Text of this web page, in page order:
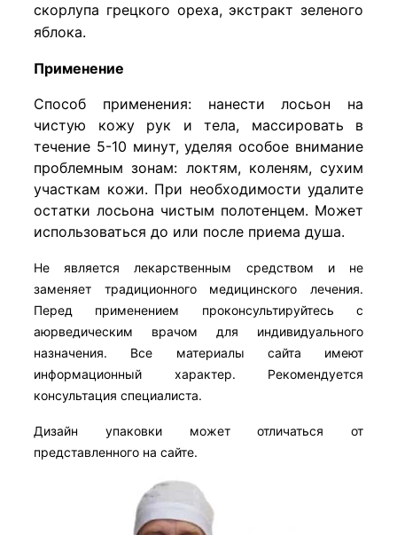
скорлупа грецкого ореха, экстракт зеленого
яблока.
Применение
Способ применения: нанести лосьон на
чистую кожу рук и тела, массировать в
течение 5-10 минут, уделяя особое внимание
проблемным зонам: локтям, коленям, сухим
участкам кожи. При необходимости удалите
остатки лосьона чистым полотенцем. Может
использоваться до или после приема душа.
Не является лекарственным средством и не
заменяет традиционного медицинского лечения.
Перед применением проконсультируйтесь с
аюрведическим врачом для индивидуального
назначения. Все материалы сайта имеют
информационный характер. Рекомендуется
консультация специалиста.
Дизайн упаковки может отличаться от
представленного на сайте.